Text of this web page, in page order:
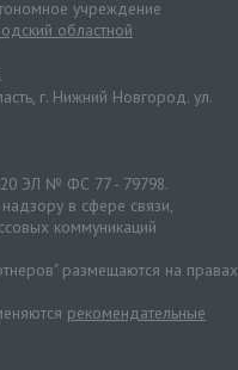
учреждение
областной
г. Нижний Новгород. ул.
ЭЛ № ФС 77 - 79798.
в сфере связи,
коммуникаций
размещаются на правах
рекомендательные